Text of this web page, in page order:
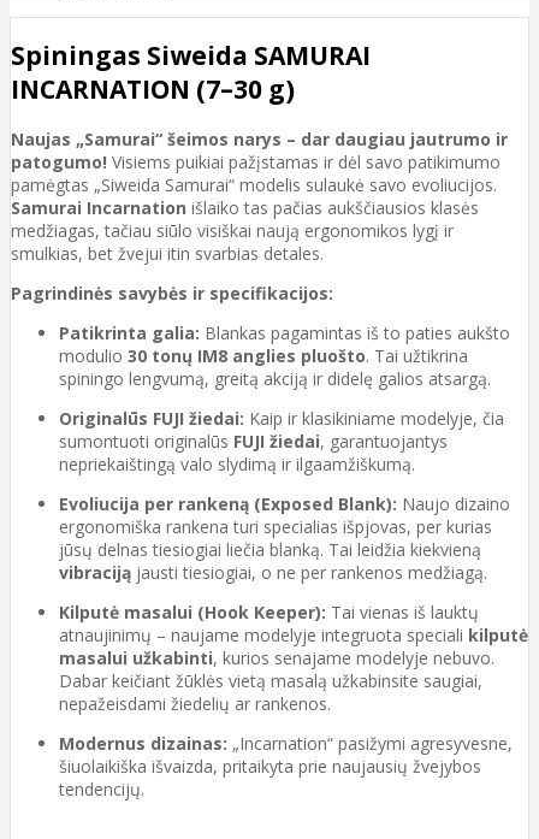
Spiningas Siweida SAMURAI
INCARNATION (7–30 g)
Naujas „Samurai“ šeimos narys – dar daugiau jautrumo ir
patogumo! Visiems puikiai pažįstamas ir dėl savo patikimumo
pamėgtas „Siweida Samurai“ modelis sulaukė savo evoliucijos.
Samurai Incarnation išlaiko tas pačias aukščiausios klasės
medžiagas, tačiau siūlo visiškai naują ergonomikos lygį ir
smulkias, bet žvejui itin svarbias detales.
Pagrindinės savybės ir specifikacijos:
Patikrinta galia: Blankas pagamintas iš to paties aukšto
modulio 30 tonų IM8 anglies pluošto. Tai užtikrina
spiningo lengvumą, greitą akciją ir didelę galios atsargą.
Originalūs FUJI žiedai: Kaip ir klasikiniame modelyje, čia
sumontuoti originalūs FUJI žiedai, garantuojantys
nepriekaištingą valo slydimą ir ilgaamžiškumą.
Evoliucija per rankeną (Exposed Blank): Naujo dizaino
ergonomiška rankena turi specialias išpjovas, per kurias
jūsų delnas tiesiogiai liečia blanką. Tai leidžia kiekvieną
vibraciją jausti tiesiogiai, o ne per rankenos medžiagą.
Kilputė masalui (Hook Keeper): Tai vienas iš lauktų
atnaujinimų – naujame modelyje integruota speciali kilputė
masalui užkabinti, kurios senajame modelyje nebuvo.
Dabar keičiant žūklės vietą masalą užkabinsite saugiai,
nepažeisdami žiedelių ar rankenos.
Modernus dizainas: „Incarnation“ pasižymi agresyvesne,
šiuolaikiška išvaizda, pritaikyta prie naujausių žvejybos
tendencijų.